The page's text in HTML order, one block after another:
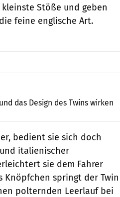
Stöße und geben
feine englische Art.
das Design des Twins wirken
bedient sie sich doch
italienischer
sie dem Fahrer
Knöpfchen springt der Twin
polternden Leerlauf bei